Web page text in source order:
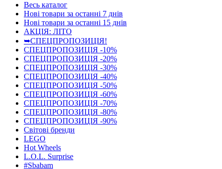
Весь каталог
Нові товари за останнi 7 днiв
Нові товари за останнi 15 днiв
АКЦІЯ: ЛІТО
➥СПЕЦПРОПОЗИЦІЯ!
СПЕЦПРОПОЗИЦІЯ -10%
СПЕЦПРОПОЗИЦІЯ -20%
СПЕЦПРОПОЗИЦІЯ -30%
СПЕЦПРОПОЗИЦІЯ -40%
СПЕЦПРОПОЗИЦІЯ -50%
СПЕЦПРОПОЗИЦІЯ -60%
СПЕЦПРОПОЗИЦІЯ -70%
СПЕЦПРОПОЗИЦІЯ -80%
СПЕЦПРОПОЗИЦІЯ -90%
Світові бренди
LEGO
Hot Wheels
L.O.L. Surprise
#Sbabam